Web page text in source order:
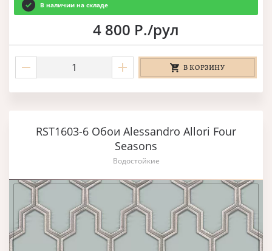
В наличии на складе
4 800 Р./рул
В КОРЗИНУ
RST1603-6 Обои Alessandro Allori Four
Seasons
Водостойкие